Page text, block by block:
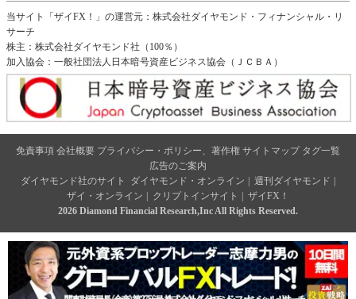
当サイト「ザイFX！」の運営元：株式会社ダイヤモンド・フィナンシャル・リ
サーチ
株主：株式会社ダイヤモンド社（100％）
加入協会：一般社団法人日本暗号資産ビジネス協会（ＪＣＢＡ）
免責事項 会社概要 プライバシー・ポリシー、著作権 サイトマップ タグ一覧
広告のご案内
ダイヤモンド社のサイト
ダイヤモンド・オンライン 週刊ダイヤモンド
ザイ・オンライン
クリプトインサイト
ザイFX！
2026 Diamond Financial Research,Inc All Rights Reserved.